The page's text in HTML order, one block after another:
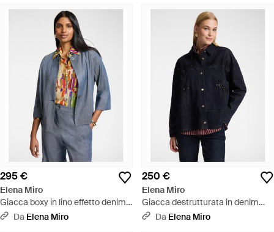
295 €
Elena Miro
Giacca boxy in lino effetto denim -
Blu Da Elena Miro
250 €
Elena Miro
Giacca destrutturata in denim
ricamata - Blu
Da Elena Miro